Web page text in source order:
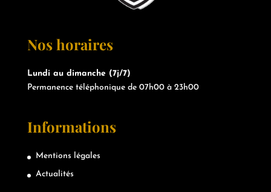
Nos horaires
Lundi au dimanche (7j/7)
Permanence téléphonique de 07h00 à 23h00
Informations
Mentions légales
Actualités